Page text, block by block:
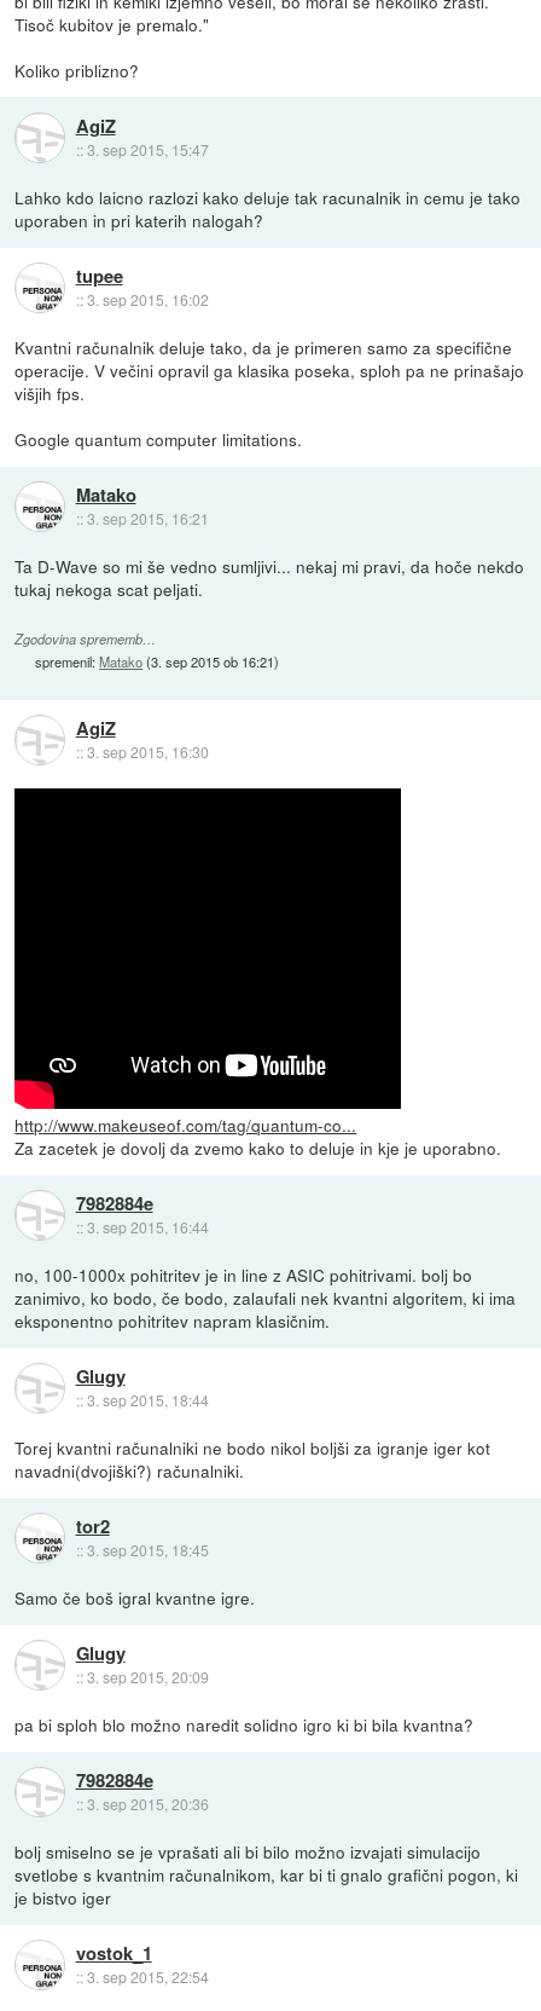
Tisoč kubitov je premalo."
Koliko priblizno?
AgiZ
::3. sep 2015, 15:47
Lahko kdo laicno razlozi kako deluje tak racunalnik in cemu je tako
uporaben in pri katerih nalogah?
tupee
::3. sep 2015, 16:02
Kvantni računalnik deluje tako, da je primeren samo za specifične
operacije. V večini opravil ga klasika poseka, sploh pa ne prinašajo
višjih fps.
Google quantum computer limitations.
Matako
::3. sep 2015, 16:21
Ta D-Wave so mi še vedno sumljivi... nekaj mi pravi, da hoče nekdo
tukaj nekoga scat peljati.
Zgodovina sprememb…
spremenil:Matako(3. sep 2015 ob 16:21)
AgiZ
::3. sep 2015, 16:30
http://www.makeuseof.com/tag/quantum-co...
Za zacetek je dovolj da zvemo kako to deluje in kje je uporabno.
7982884e
::3. sep 2015, 16:44
no, 100-1000x pohitritev je in line z ASIC pohitrivami. bolj bo
zanimivo, ko bodo, če bodo, zalaufali nek kvantni algoritem, ki ima
eksponentno pohitritev napram klasičnim.
Glugy
::3. sep 2015, 18:44
Torej kvantni računalniki ne bodo nikol boljši za igranje iger kot
navadni(dvojiški?) računalniki.
tor2
::3. sep 2015, 18:45
Samo če boš igral kvantne igre.
Glugy
::3. sep 2015, 20:09
pa bi sploh blo možno naredit solidno igro ki bi bila kvantna?
7982884e
::3. sep 2015, 20:36
bolj smiselno se je vprašati ali bi bilo možno izvajati simulacijo
svetlobe s kvantnim računalnikom, kar bi ti gnalo grafični pogon, ki
je bistvo iger
vostok_1
::3. sep 2015, 22:54